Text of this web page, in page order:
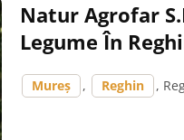
Natur Agrofar
Legume În
Mureș , Reghin ,